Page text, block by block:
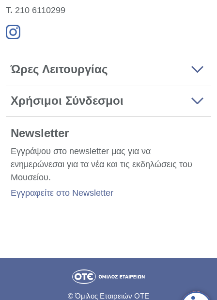
Τ. 210 6110299
Ώρες Λειτουργίας
Χρήσιμοι Σύνδεσμοι
Newsletter
Εγγράψου στο newsletter μας για να
ενημερώνεσαι για τα νέα και τις εκδηλώσεις του
Μουσείου.
Εγγραφείτε στο Newsletter
© Όμιλος Εταιρειών ΟΤΕ